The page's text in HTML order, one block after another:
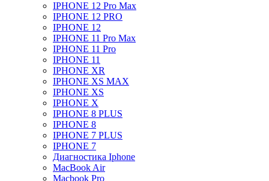
IPHONE 12 Pro Max
IPHONE 12 PRO
IPHONE 12
IPHONE 11 Pro Max
IPHONE 11 Pro
IPHONE 11
IPHONE XR
IPHONE XS MAX
IPHONE XS
IPHONE X
IPHONE 8 PLUS
IPHONE 8
IPHONE 7 PLUS
IPHONE 7
Диагностика Iphone
MacBook Air
Macbook Pro